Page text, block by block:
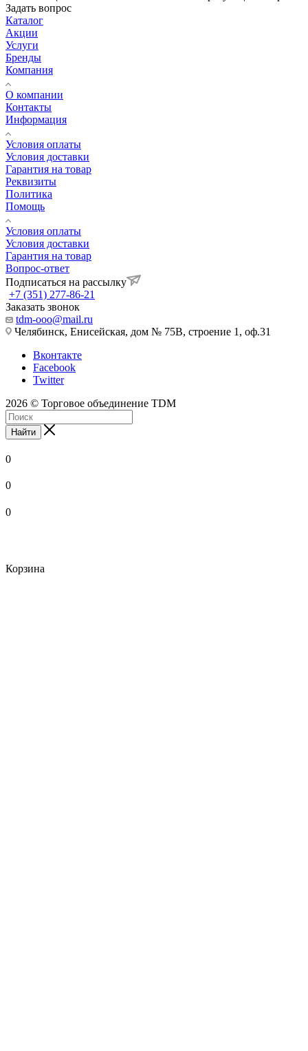
Задать вопрос
Каталог
Акции
Услуги
Бренды
Компания
О компании
Контакты
Информация
Условия оплаты
Условия доставки
Гарантия на товар
Реквизиты
Политика
Помощь
Условия оплаты
Условия доставки
Гарантия на товар
Вопрос-ответ
Подписаться на рассылку
+7 (351) 277-86-21
Заказать звонок
tdm-ooo@mail.ru
Челябинск, Енисейская, дом № 75В, строение 1, оф.31
Вконтакте
Facebook
Twitter
2026 © Торговое объединение TDM
Найти
0
0
0
Корзина